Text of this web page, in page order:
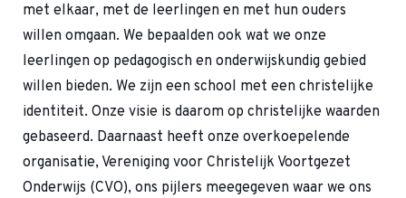
met elkaar, met de leerlingen en met hun ouders
willen omgaan. We bepaalden ook wat we onze
leerlingen op pedagogisch en onderwijskundig gebied
willen bieden. We zijn een school met een christelijke
identiteit. Onze visie is daarom op christelijke waarden
gebaseerd. Daarnaast heeft onze overkoepelende
organisatie, Vereniging voor Christelijk Voortgezet
Onderwijs (CVO), ons pijlers meegegeven waar we ons